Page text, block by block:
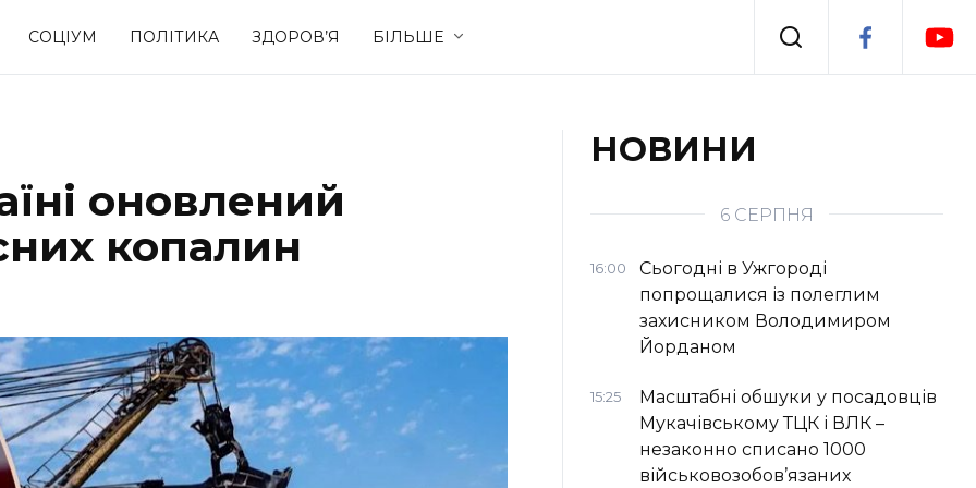
СОЦІУМ ПОЛІТИКА ЗДОРОВ’Я БІЛЬШЕ
Події
Спорт
оновлений
копалин
НОВИНИ
6 СЕРПНЯ
16:00
Сьогодні в Ужгороді
попрощалися із полеглим
захисником Володимиром
Йорданом
15:25
Масштабні обшуки у посадовців
Мукачівському ТЦК і ВЛК –
незаконно списано 1000
військовозобов’язаних